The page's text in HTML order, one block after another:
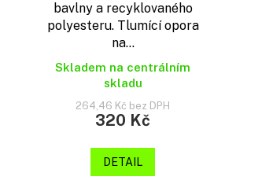
bavlny a recyklovaného
polyesteru. Tlumící opora
na...
Skladem na centrálním
skladu
264,46 Kč bez DPH
320 Kč
DETAIL